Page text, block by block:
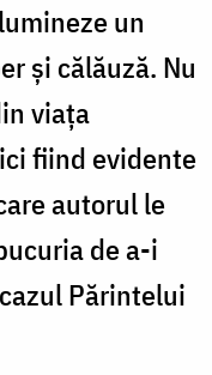
un
și călăuză. Nu
viața
fiind evidente
autorul le
de a-i
Părintelui